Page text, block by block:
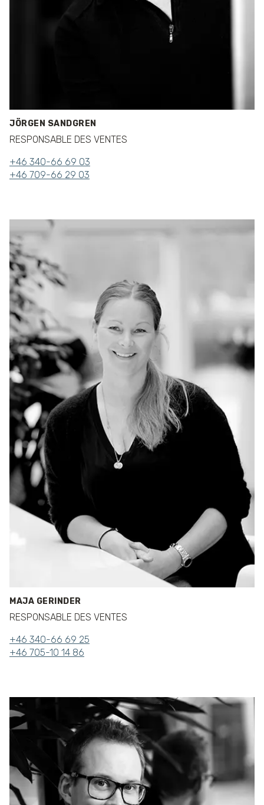
JÖRGEN SANDGREN
RESPONSABLE DES VENTES
+46 340-66 69 03
+46 709-66 29 03
MAJA GERINDER
RESPONSABLE DES VENTES
+46 340-66 69 25
+46 705-10 14 86